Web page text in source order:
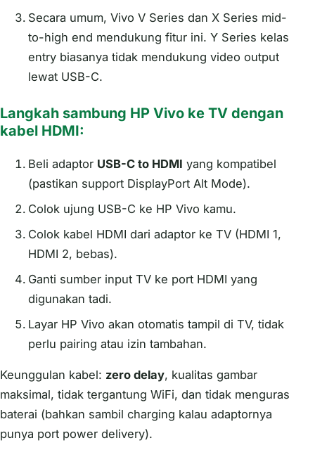
Secara umum, Vivo V Series dan X Series mid-
to-high end mendukung fitur ini. Y Series kelas
entry biasanya tidak mendukung video output
lewat USB-C.
Langkah sambung HP Vivo ke TV dengan
kabel HDMI:
Beli adaptor USB-C to HDMI yang kompatibel
(pastikan support DisplayPort Alt Mode).
Colok ujung USB-C ke HP Vivo kamu.
Colok kabel HDMI dari adaptor ke TV (HDMI 1,
HDMI 2, bebas).
Ganti sumber input TV ke port HDMI yang
digunakan tadi.
Layar HP Vivo akan otomatis tampil di TV, tidak
perlu pairing atau izin tambahan.
Keunggulan kabel: zero delay, kualitas gambar
maksimal, tidak tergantung WiFi, dan tidak menguras
baterai (bahkan sambil charging kalau adaptornya
punya port power delivery).